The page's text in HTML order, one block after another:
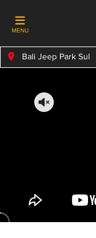
MENU
Bali Jeep Park Sul